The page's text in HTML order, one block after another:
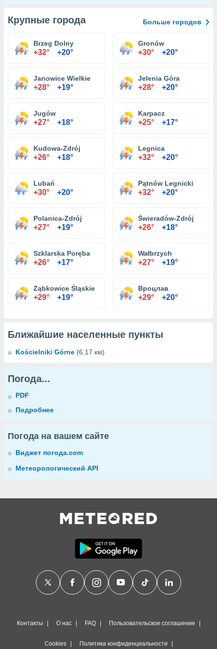
Крупные города Больше городов
Brzeg Dolny
+32° +20°
Gronów
+30° +20°
Janowice Wielkie
+28° +19°
Jelenia Góra
+28° +20°
Jugów
+27° +18°
Karpacz
+25° +17°
Kudowa-Zdrój
+26° +18°
Legnica
+32° +20°
Lubań
+30° +20°
Pątnów Legnicki
+32° +20°
Polanica-Zdrój
+27° +19°
Świeradów-Zdrój
+26° +18°
Szklarska Poręba
+26° +17°
Wałbrzych
+27° +19°
Ząbkowice Śląskie
+29° +19°
Вроцлав
+29° +20°
Ближайшие населенные пункты
Kościelniki Górne (6.17 км)
Погода...
PDF
Подробнее
Погода на вашем сайте
Виджет погода.com
Метеорологический API
Контакты О нас FAQ Пользовательское соглашение
Cookies Политика конфиденциальности